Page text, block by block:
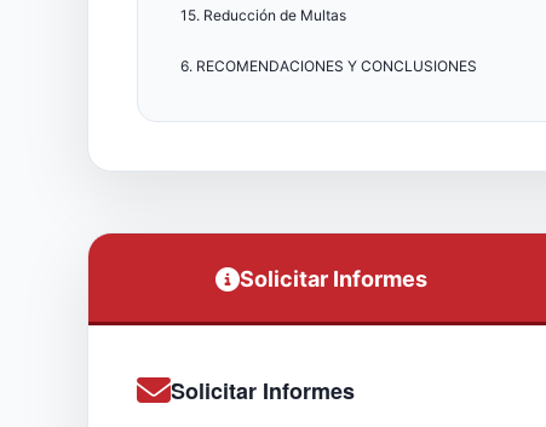
15. Reducción de Multas
6. RECOMENDACIONES Y CONCLUSIONES
Solicitar Informes
Solicitar Informes